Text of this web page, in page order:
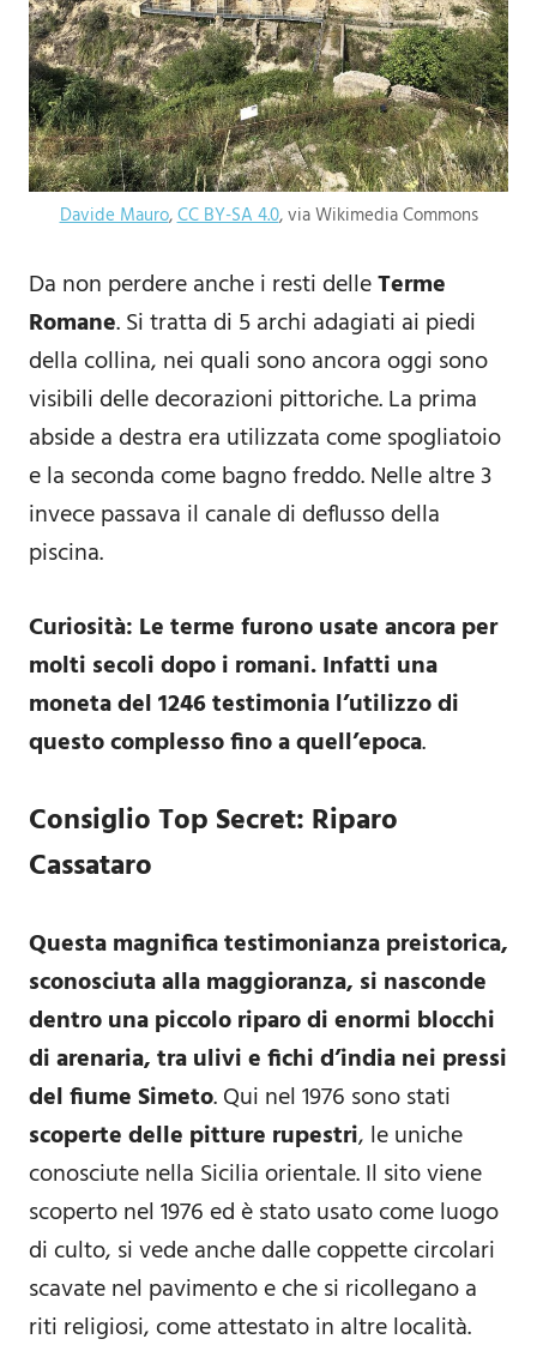
Davide Mauro,CC BY-SA 4.0, via Wikimedia Commons
Da non perdere anche i resti delleTerme
Romane. Si tratta di 5 archi adagiati ai piedi
della collina, nei quali sono ancora oggi sono
visibili delle decorazioni pittoriche. La prima
abside a destra era utilizzata come spogliatoio
e la seconda come bagno freddo. Nelle altre 3
invece passava il canale di deflusso della
piscina.
Curiosità: Le terme furono usate ancora per
molti secoli dopo i romani. Infatti una
moneta del 1246 testimonia l’utilizzo di
questo complesso fino a quell’epoca.
Consiglio Top Secret: Riparo
Cassataro
Questa magnifica testimonianza preistorica,
sconosciuta alla maggioranza, si nasconde
dentro una piccolo riparo di enormi blocchi
di arenaria, tra ulivi e fichi d’india nei pressi
del fiume Simeto. Qui nel 1976 sono stati
scoperte delle pitture rupestri, le uniche
conosciute nella Sicilia orientale. Il sito viene
scoperto nel 1976 ed è stato usato come luogo
di culto, si vede anche dalle coppette circolari
scavate nel pavimento e che si ricollegano a
riti religiosi, come attestato in altre località.